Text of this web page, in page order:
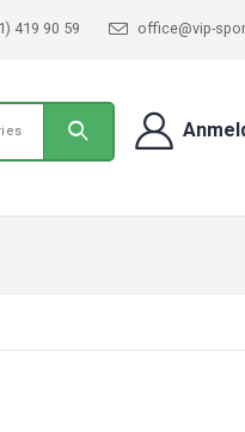
419 90 59 office@vip-